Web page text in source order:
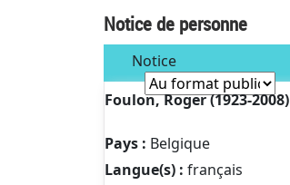
Notice de personne
Notice
Foulon, Roger (1923-2008)
Pays : Belgique
Langue(s) : français